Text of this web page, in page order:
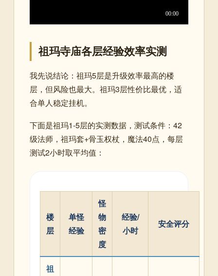
祖玛寺庙各层经验效率实测
我先说结论：祖玛5层是升级效率最高的楼
层，但风险也最大。祖玛3层性价比最优，适
合单人稳定挂机。
下面是祖玛1-5层的实测数据，测试条件：42
级法师，祖玛套+骨玉权杖，魔法40点，每层
测试2小时取平均值：
楼
层
单怪
经验
怪
物
密
度
经验/
小时
安全评分
祖